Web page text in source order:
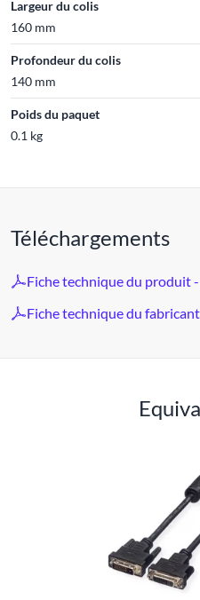
Largeur du colis
160 mm
Profondeur du colis
140 mm
Poids du paquet
0.1 kg
Téléchargements
Fiche technique du produit
Fiche technique du